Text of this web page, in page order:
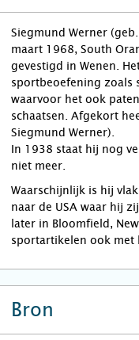
Siegmund Werner
maart 1968, South
gevestigd in Wenen.
sportbeoefening zoals
waarvoor het ook
schaatsen. Afgekort
Siegmund Werner).
In 1938 staat hij nog
niet meer.
Waarschijnlijk is hij
naar de USA waar hij
later in Bloomfield,
sportartikelen ook met
Bron